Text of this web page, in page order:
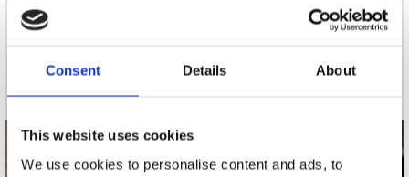
Consent Details About
This website uses cookies
We use cookies to personalise content and ads, to
Schrijf je in
contact